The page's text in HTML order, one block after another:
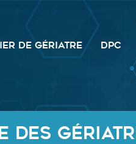
DE GÉRIATRE DPC
des